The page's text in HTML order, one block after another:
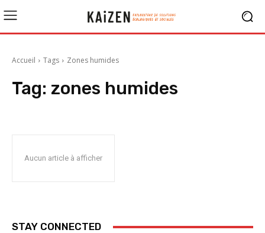
Accueil Tags Zones humides
Tag: zones humides
Aucun article à afficher
STAY CONNECTED